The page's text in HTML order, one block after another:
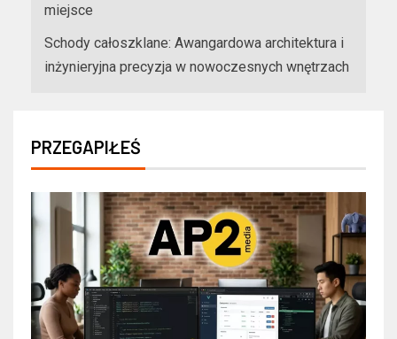
miejsce
Schody całoszklane: Awangardowa architektura i
inżynieryjna precyzja w nowoczesnych wnętrzach
PRZEGAPIŁEŚ